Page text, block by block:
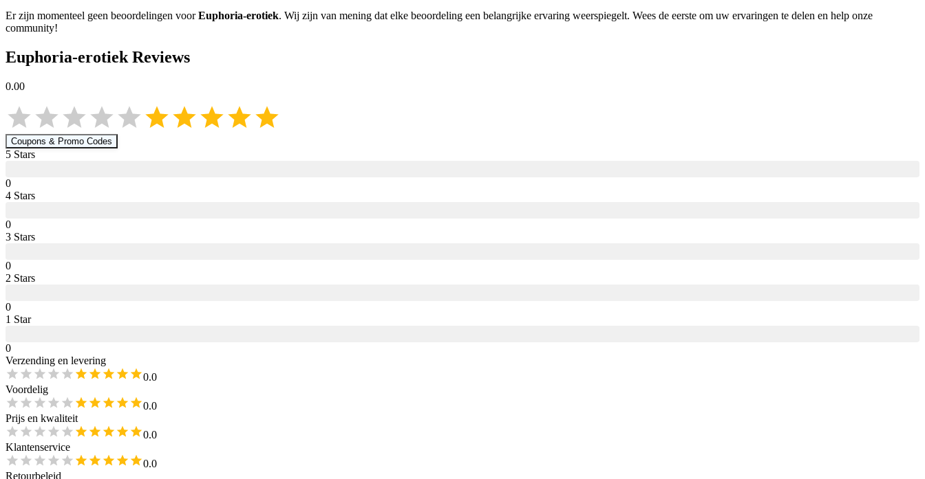
Er zijn momenteel geen beoordelingen voorEuphoria-erotiek. Wij zijn van mening dat elke beoordeling een belangrijke ervaring weerspiegelt. Wees de eerste om uw ervaringen te delen en help onze
community!
Euphoria-erotiekReviews
0.00
Coupons & Promo Codes
5 Stars
0
4 Stars
0
3 Stars
0
2 Stars
0
1 Star
0
Verzending en levering
0.0
Voordelig
0.0
Prijs en kwaliteit
0.0
Klantenservice
0.0
Retourbeleid